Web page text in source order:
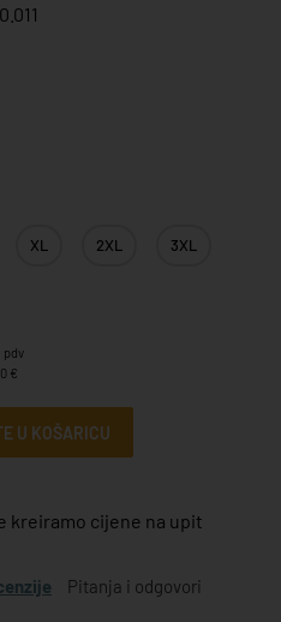
XL 2XL 3XL
pdv
€
U KOŠARICU
kreiramo cijene na upit
Pitanja i odgovori